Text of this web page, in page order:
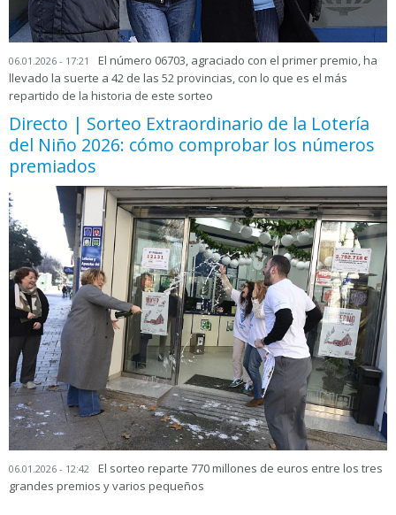
06.01.2026 - 17:21
El número 06703, agraciado con el primer premio, ha
llevado la suerte a 42 de las 52 provincias, con lo que es el más
repartido de la historia de este sorteo
Directo | Sorteo Extraordinario de la Lotería
del Niño 2026: cómo comprobar los números
premiados
06.01.2026 - 12:42
El sorteo reparte 770 millones de euros entre los tres
grandes premios y varios pequeños